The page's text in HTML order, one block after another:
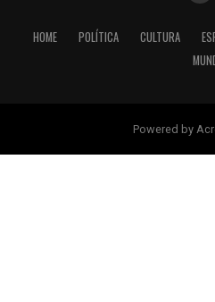
HOME POLÍTICA CULTURA
Powered by